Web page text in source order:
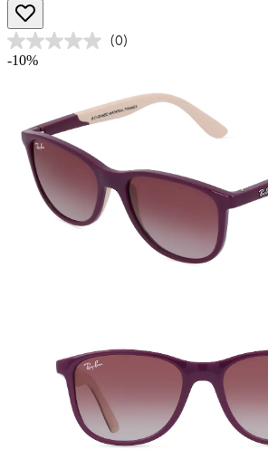
(0)
-10%